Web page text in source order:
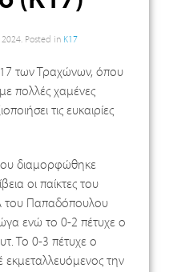
. Posted in K17
των Τραχώνων, όπου
πολλές χαμένες
τις ευκαιρίες
διαμορφώθηκε
οι παίκτες του
του Παπαδόπουλου
ενώ το 0-2 πέτυχε ο
Το 0-3 πέτυχε ο
την